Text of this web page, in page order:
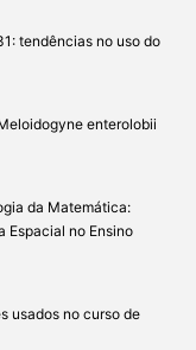
tendências no uso do
enterolobii
da Matemática:
Espacial no Ensino
usados no curso de